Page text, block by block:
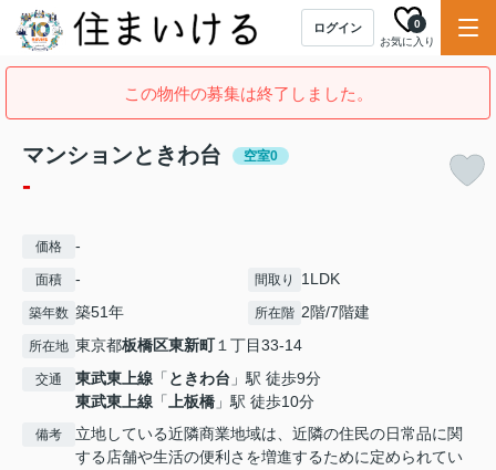
ログイン
お気に入り
0
この物件の募集は終了しました。
マンションときわ台 空室0
-
価格 -
面積 - 間取り 1LDK
築年数 築51年 所在階 2階/7階建
所在地 東京都板橋区東新町１丁目33-14
交通 東武東上線 「 ときわ台 」駅 徒歩9分
東武東上線 「 上板橋 」駅 徒歩10分
備考
立地している近隣商業地域は、近隣の住民の日常品に関
する店舗や生活の便利さを増進するために定められてい